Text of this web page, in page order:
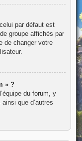
par défaut est
groupe affichés par
de changer votre
» ?
du forum, y
que d’autres